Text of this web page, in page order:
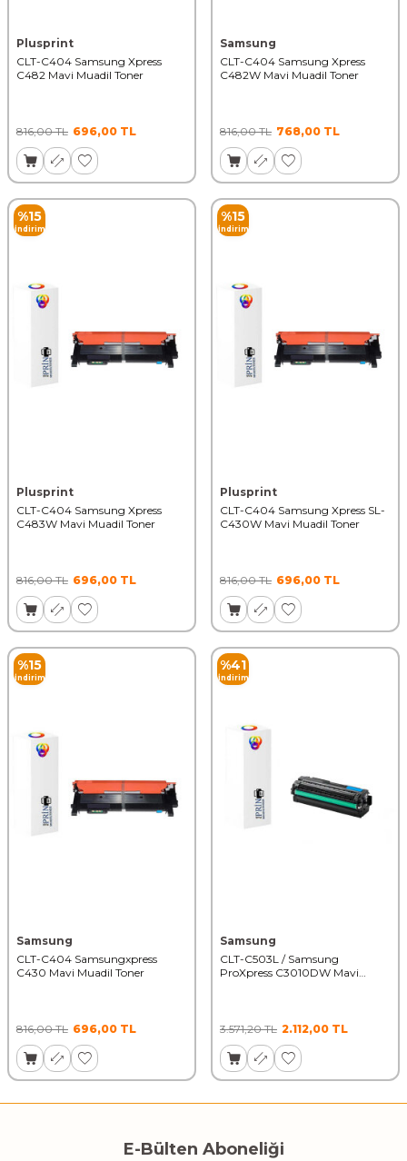
Plusprint
CLT-C404 Samsung Xpress
C482 Mavi Muadil Toner
816,00TL 696,00 TL
Samsung
CLT-C404 Samsung Xpress
C482W Mavi Muadil Toner
816,00TL 768,00 TL
%15
İndirim
Plusprint
CLT-C404 Samsung Xpress
C483W Mavi Muadil Toner
816,00TL 696,00 TL
%15
İndirim
Plusprint
CLT-C404 Samsung Xpress SL-
C430W Mavi Muadil Toner
816,00TL 696,00 TL
%15
İndirim
Samsung
CLT-C404 Samsungxpress
C430 Mavi Muadil Toner
816,00TL 696,00 TL
%41
İndirim
Samsung
CLT-C503L / Samsung
ProXpress C3010DW Mavi
3.571,20TL 2.112,00 TL
E-Bülten Aboneliği